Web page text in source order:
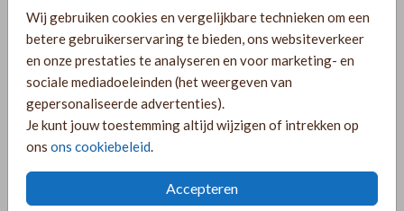
Wij gebruiken cookies en vergelijkbare technieken om een
betere gebruikerservaring te bieden, ons websiteverkeer
en onze prestaties te analyseren en voor marketing- en
sociale mediadoeleinden (het weergeven van
gepersonaliseerde advertenties).
Je kunt jouw toestemming altijd wijzigen of intrekken op
ons ons cookiebeleid.
Accepteren
PRODUCTINFORMATIE
OMSCHRIJVING